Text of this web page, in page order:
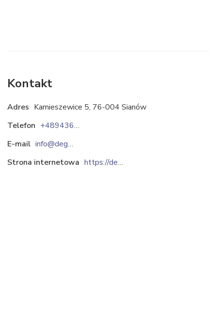
Kontakt
Adres Karnieszewice 5, 76-004 Sianów
Telefon
+48943615100
E-mail
info@dega.pl
Strona internetowa
https://dega.pl